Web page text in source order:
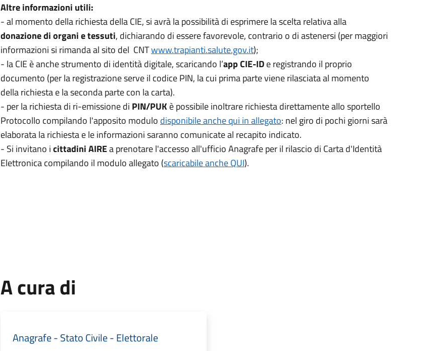
Altre informazioni utili:
- al momento della richiesta della CIE, si avrà la possibilità di esprimere la scelta relativa alla
donazione di organi e tessuti, dichiarando di essere favorevole, contrario o di astenersi (per maggiori
informazioni si rimanda al sito del CNTwww.trapianti.salute.gov.it);
- la CIE è anche strumento di identità digitale, scaricando l’app CIE-IDe registrando il proprio
documento (per la registrazione serve il codice PIN, la cui prima parte viene rilasciata al momento
della richiesta e la seconda parte con la carta).
- per la richiesta di ri-emissione di PIN/PUKè possibile inoltrare richiesta direttamente allo sportello
Protocollo compilando l'apposito modulo disponibile anche qui in allegato: nel giro di pochi giorni sarà
elaborata la richiesta e le informazioni saranno comunicate al recapito indicato.
- Si invitano icittadini AIREa prenotare l'accesso all'ufficio Anagrafe per il rilascio di Carta d'Identità
Elettronica compilando il modulo allegato (scaricabile anche QUI).
A cura di
Anagrafe - Stato Civile - Elettorale